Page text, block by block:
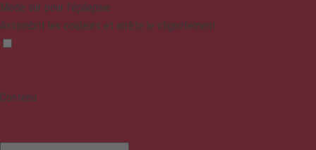
Mode sûr pour l'épilepsie
Assombrit les couleurs et arrête le clignotement
Contenu